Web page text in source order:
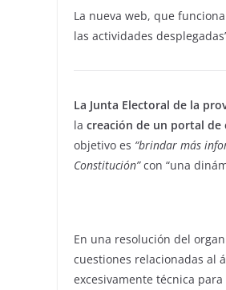
La nueva web, que
las actividades
La Junta Electoral de la
la creación de un portal
objetivo es “brindar más
Constitución”con “una
En una resolución del
cuestiones relacionadas al
excesivamente técnica